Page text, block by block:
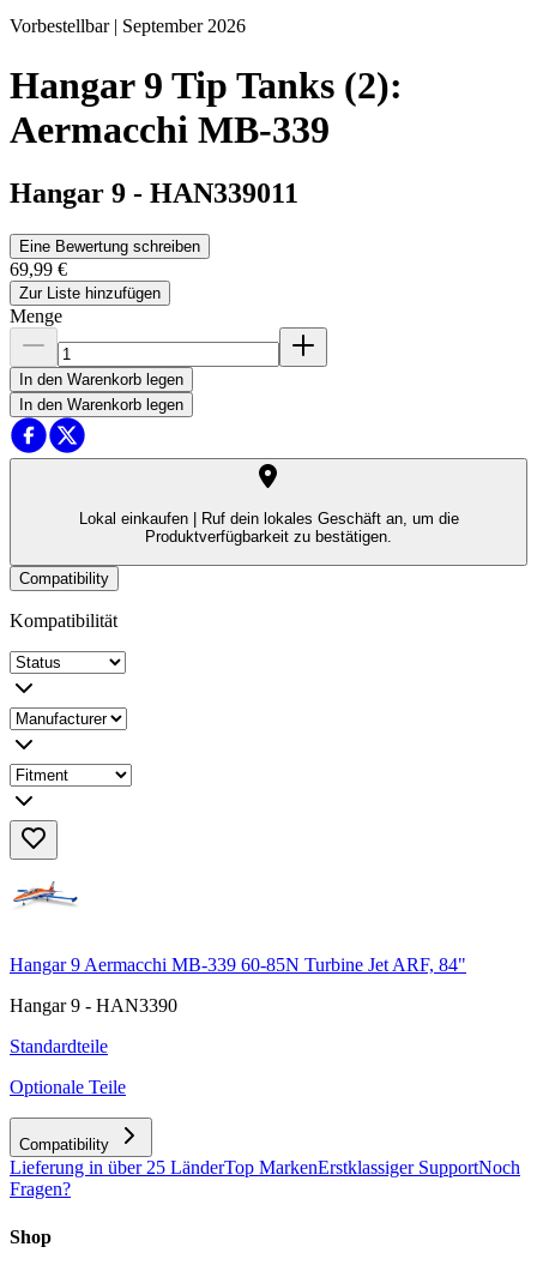
Vorbestellbar | September 2026
Hangar 9 Tip Tanks (2):
Aermacchi MB-339
Hangar 9 - HAN339011
Eine Bewertung schreiben
69,99 €
Zur Liste hinzufügen
Menge
In den Warenkorb legen
In den Warenkorb legen
Lokal einkaufen |
Ruf dein lokales Geschäft an, um die
Produktverfügbarkeit zu bestätigen.
Compatibility
Kompatibilität
Hangar 9 Aermacchi MB-339 60-85N Turbine Jet ARF, 84"
Hangar 9 - HAN3390
Standardteile
Optionale Teile
Compatibility
Lieferung in über 25 LänderTop MarkenErstklassiger SupportNoch
Fragen?
Shop